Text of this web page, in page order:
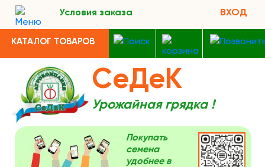
Условия заказа ВХОД
КАТАЛОГ ТОВАРОВ
СеДеК
Урожайная грядка !
Покупать
семена
удобнее в